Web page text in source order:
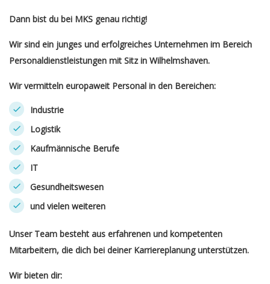
Dann bist du bei MKS genau richtig!
Wir sind ein junges und erfolgreiches Unternehmen im Bereich
Personaldienstleistungen mit Sitz in Wilhelmshaven.
Wir vermitteln europaweit Personal in den Bereichen:
Industrie
Logistik
Kaufmännische Berufe
IT
Gesundheitswesen
und vielen weiteren
Unser Team besteht aus erfahrenen und kompetenten
Mitarbeitern, die dich bei deiner Karriereplanung unterstützen.
Wir bieten dir: